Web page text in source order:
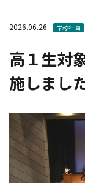
2026.06.26 学校行事
高１生対
施しまし